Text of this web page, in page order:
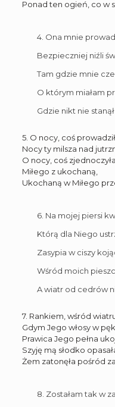
Ponad ten ogień, co w
4. Ona mnie
Bezpieczniej niźli
Tam gdzie mnie
O którym miałam
Gdzie nikt nie
5. O nocy, coś
Nocy ty milsza nad
O nocy, coś zjednoczyła
Miłego z ukochaną,
Ukochaną w Miłego
6. Na mojej piersi
Którą dla Niego
Zasypia w ciszy
Wśród moich
A wiatr od cedrów
7. Rankiem, wśród
Gdym Jego włosy w
Prawica Jego pełna
Szyję mą słodko
Żem zatonęła pośród
8. Zostałam tak w